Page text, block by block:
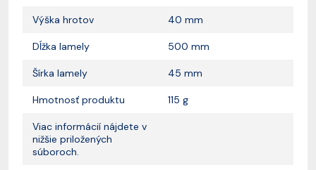
Výška hrotov 40 mm
Dĺžka lamely 500 mm
Šírka lamely 45 mm
Hmotnosť produktu 115 g
Viac informácií nájdete v
nižšie priložených
súboroch.